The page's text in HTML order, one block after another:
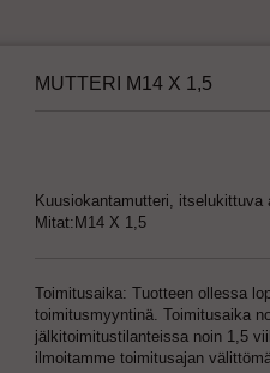
MUTTERI M14 X 1,5
Kuusiokantamutteri, itselukittuva
Mitat:M14 X 1,5
Toimitusaika: Tuotteen ollessa
toimitusmyyntinä. Toimitusaika
jälkitoimitustilanteissa noin 1,5
ilmoitamme toimitusajan